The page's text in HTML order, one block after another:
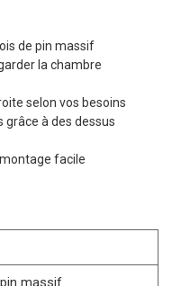
de pin massif
la chambre
selon vos besoins
grâce à des dessus
facile
massif